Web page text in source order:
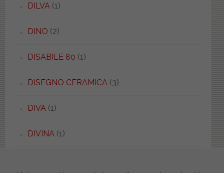
DILVA (1)
DINO (2)
DISABILE 80 (1)
DISEGNO CERAMICA (3)
DIVA (1)
DIVINA (1)